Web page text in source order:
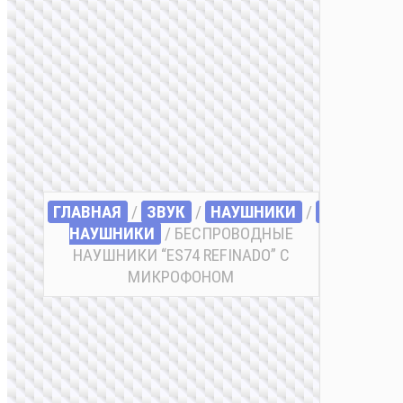
ГЛАВНАЯ / ЗВУК / НАУШНИКИ /
НАУШНИКИ / БЕСПРОВОДНЫЕ
НАУШНИКИ “ES74 REFINADO” С
МИКРОФОНОМ